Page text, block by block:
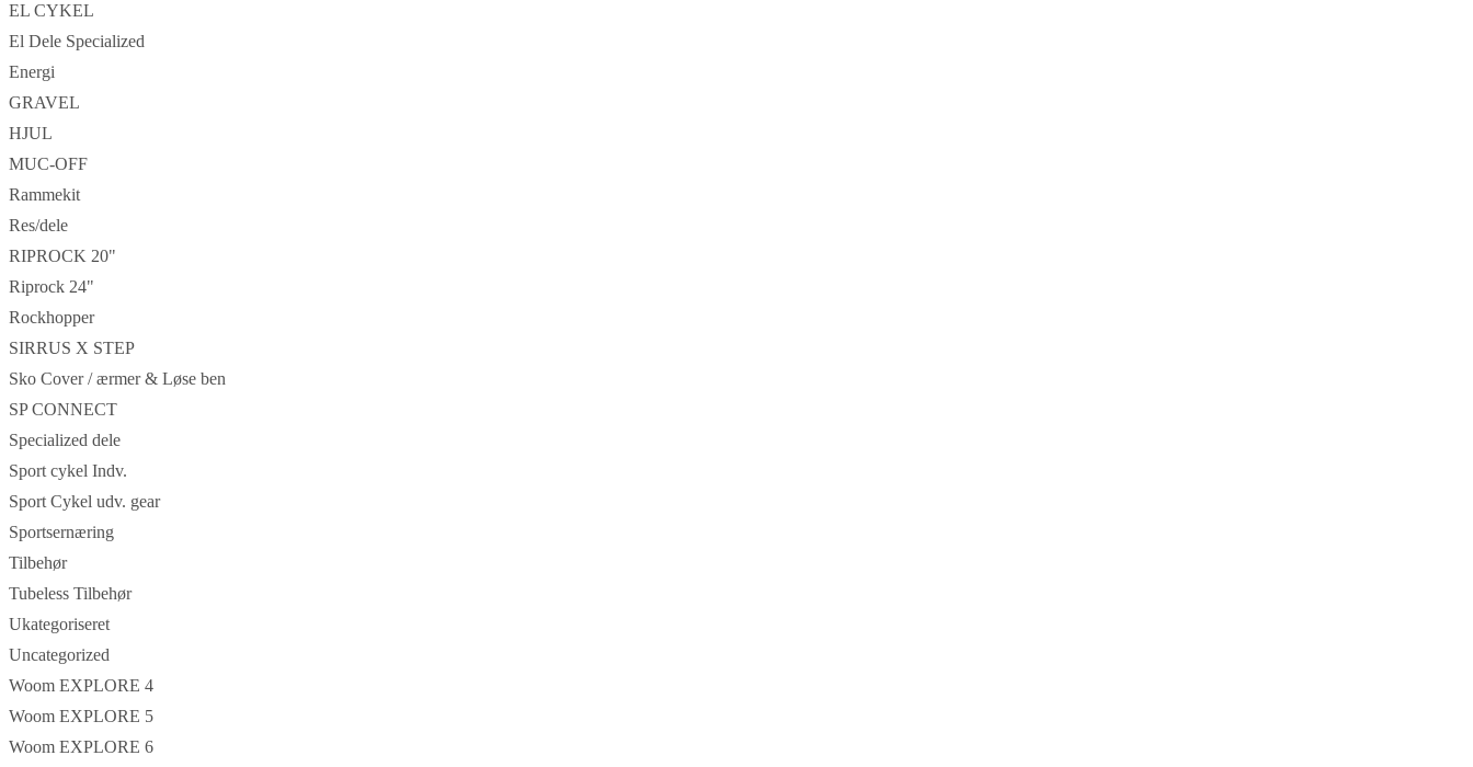
EL CYKEL
El Dele Specialized
Energi
GRAVEL
HJUL
MUC-OFF
Rammekit
Res/dele
RIPROCK 20"
Riprock 24"
Rockhopper
SIRRUS X STEP
Sko Cover / ærmer & Løse ben
SP CONNECT
Specialized dele
Sport cykel Indv.
Sport Cykel udv. gear
Sportsernæring
Tilbehør
Tubeless Tilbehør
Ukategoriseret
Uncategorized
Woom EXPLORE 4
Woom EXPLORE 5
Woom EXPLORE 6